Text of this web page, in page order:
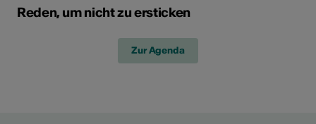
Reden, um nicht zu ersticken
Zur Agenda